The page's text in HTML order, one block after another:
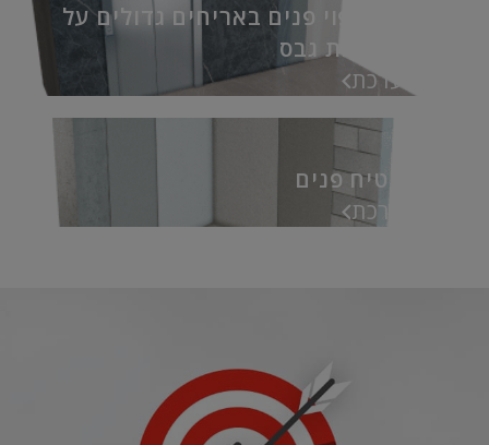
מערכת לחיפוי פנים באריחים גדולים על
תשתית לוחות גבס
אל המערכת
מערכת טיח פנים
אל המערכת